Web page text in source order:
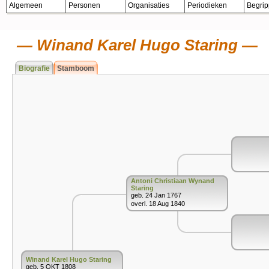
Algemeen Personen Organisaties Periodieken
Winand Karel Hugo Staring
Biografie Stamboom
Winand Karel Hugo Staring
geb. 5 OKT 1808
Antoni Christiaan Wynand
Staring
geb. 24 Jan 1767
overl. 18 Aug 1840